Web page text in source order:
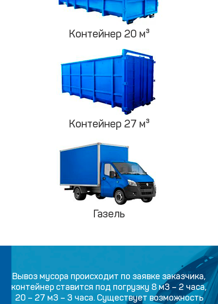
Контейнер 20 м³
Контейнер 27 м³
Газель
Вывоз мусора происходит по заявке заказчика,
контейнер ставится под погрузку 8 м3 – 2 часа,
20 – 27 м3 – 3 часа. Существует возможность